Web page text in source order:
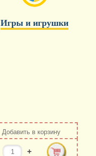
Игры и игрушки
Добавить в корзину
+